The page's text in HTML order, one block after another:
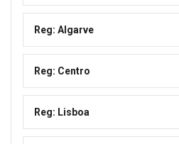
Reg: Algarve
Reg: Centro
Reg: Lisboa